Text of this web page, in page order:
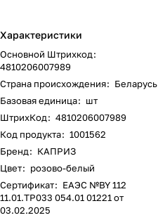
Характеристики
Основной Штрихкод:
4810206007989
Страна происхождения: Беларусь
Базовая единица: шт
ШтрихКод: 4810206007989
Код продукта: 1001562
Бренд: КАПРИЗ
Цвет: розово-белый
Сертификат: ЕАЭС №BY 112
11.01.ТР033 054.01 01221 от
03.02.2025